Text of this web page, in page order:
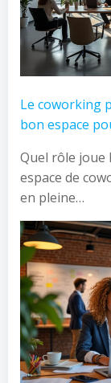
Le coworking
bon espace
Quel rôle joue
espace de
en pleine…